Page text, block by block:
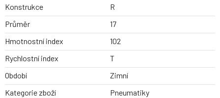
Konstrukce
R
Průměr
17
Hmotnostní index
102
Rychlostní index
T
Období
Zimní
Kategorie zboží
Pneumatiky